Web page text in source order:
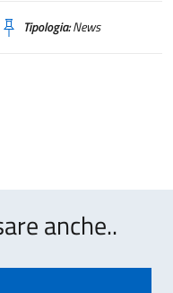
Tipologia:News
anche..